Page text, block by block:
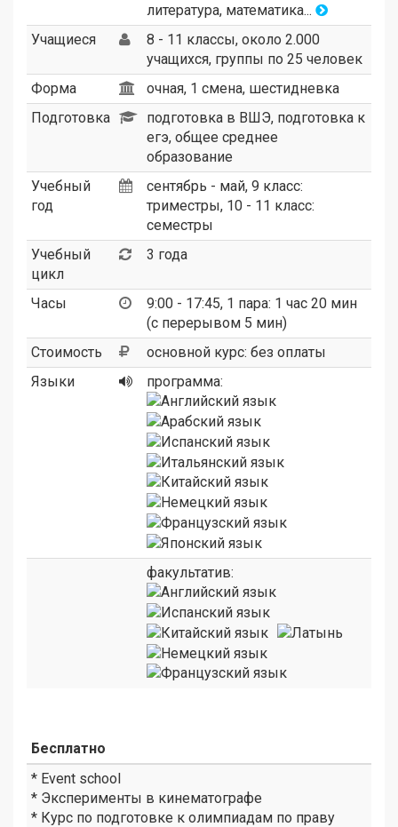
литература, математика...
Учащиеся
8 - 11 классы, около 2.000
учащихся, группы по 25 человек
Форма
очная, 1 смена, шестидневка
Подготовка
подготовка в ВШЭ, подготовка к
егэ, общее среднее
образование
Учебный
год
сентябрь - май, 9 класс:
триместры, 10 - 11 класс:
семестры
Учебный
цикл
3 года
Часы
9:00 - 17:45, 1 пара: 1 час 20 мин
(с перерывом 5 мин)
Стоимость
основной курс: без оплаты
Языки
программа:
факультатив:
Бесплатно
* Event school
* Эксперименты в кинематографе
* Курс по подготовке к олимпиадам по праву